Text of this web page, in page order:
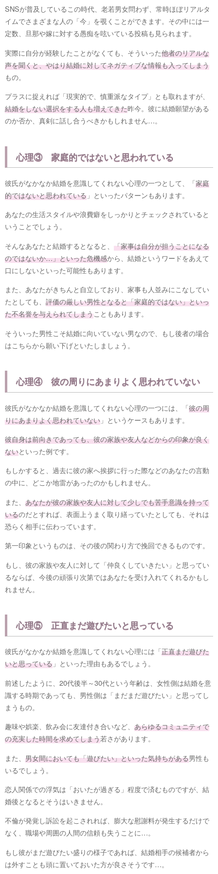
SNSが普及しているこの時代、老若男女問わず、常時ほぼリアルタ
イムでさまざまな人の「今」を覗くことができます。その中には一
定数、旦那や嫁に対する愚痴を呟いている投稿も見られます。
実際に自分が経験したことがなくても、そういった他者のリアルな
声を聞くと、やはり結婚に対してネガティブな情報も入ってしまう
もの。
プラスに捉えれば「現実的で、慎重派なタイプ」とも取れますが、
結婚をしない選択をする人も増えてきた昨今。彼に結婚願望がある
のか否か、真剣に話し合うべきかもしれません…。
心理③ 家庭的ではないと思われている
彼氏がなかなか結婚を意識してくれない心理の一つとして、「家庭
的ではないと思われている 」といったパターンもあります。
あなたの生活スタイルや浪費癖をしっかりとチェックされていると
いうことでしょう。
そんなあなたと結婚するとなると、 「家事は自分が担うことになる
のではないか…」といった危機感から、結婚というワードをあえて
口にしないといった可能性もあります。
また、あなたがきちんと自立しており、家事も人並みにこなしてい
たとしても、 評価の厳しい男性となると「家庭的ではない」といっ
た不名誉を与えられてしまうこともあります。
そういった男性こそ結婚に向いていない男なので、もし後者の場合
はこちらから願い下げといたしましょう。
心理④ 彼の周りにあまりよく思われていない
彼氏がなかなか結婚を意識してくれない心理の一つには、「彼の周
りにあまりよく思われていない 」というケースもあります。
彼自身は前向きであっても、彼の家族や友人などからの印象が良く
ないといった例です。
もしかすると、過去に彼の家へ挨拶に行った際などのあなたの言動
の中に、どこか地雷があったのかもしれません。
また、 あなたが彼の家族や友人に対して少しでも苦手意識を持って
いるのだとすれば、表面上うまく取り繕っていたとしても、それは
恐らく相手に伝わっています。
第一印象というものは、その後の関わり方で挽回できるものです。
もし、彼の家族や友人に対して「仲良くしていきたい」と思ってい
るならば、今後の頑張り次第ではあなたを受け入れてくれるかもし
れません。
心理⑤ 正直まだ遊びたいと思っている
彼氏がなかなか結婚を意識してくれない心理には「正直まだ遊びた
いと思っている 」といった理由もあるでしょう。
前述したように、20代後半～30代という年齢は、女性側は結婚を意
識する時期であっても、男性側は「まだまだ遊びたい」と思ってし
まうもの。
趣味や娯楽、飲み会に友達付き合いなど、 あらゆるコミュニティで
の充実した時間を求めてしまう若さがあります。
また、 男女間においても「遊びたい」といった気持ちがある男性も
いるでしょう。
恋人関係での浮気は「おいたが過ぎる」程度で済むものですが、結
婚後となるとそうはいきません。
不倫が発覚し訴訟を起こされれば、膨大な慰謝料が発生するだけで
なく、職場や周囲の人間の信頼も失うことに…。
もし彼がまだ遊びたい盛りの様子であれば、結婚相手の候補者から
は外すことも頭に置いておいた方が良さそうです…。